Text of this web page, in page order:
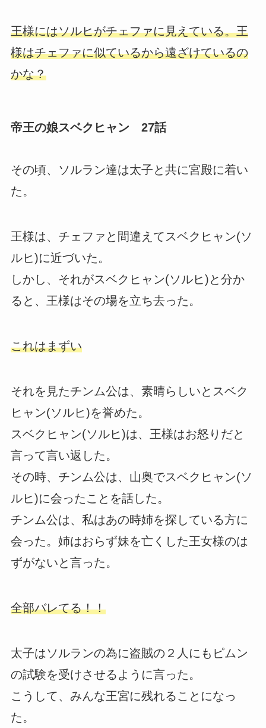
王様にはソルヒがチェファに見えている。王
様はチェファに似ているから遠ざけているの
かな？
帝王の娘スベクヒャン 27話
その頃、ソルラン達は太子と共に宮殿に着い
た。
王様は、チェファと間違えてスベクヒャン(ソ
ルヒ)に近づいた。
しかし、それがスベクヒャン(ソルヒ)と分か
ると、王様はその場を立ち去った。
これはまずい
それを見たチンム公は、素晴らしいとスベク
ヒャン(ソルヒ)を誉めた。
スベクヒャン(ソルヒ)は、王様はお怒りだと
言って言い返した。
その時、チンム公は、山奥でスベクヒャン(ソ
ルヒ)に会ったことを話した。
チンム公は、私はあの時姉を探している方に
会った。姉はおらず妹を亡くした王女様のは
ずがないと言った。
全部バレてる！！
太子はソルランの為に盗賊の２人にもピムン
の試験を受けさせるように言った。
こうして、みんな王宮に残れることになっ
た。